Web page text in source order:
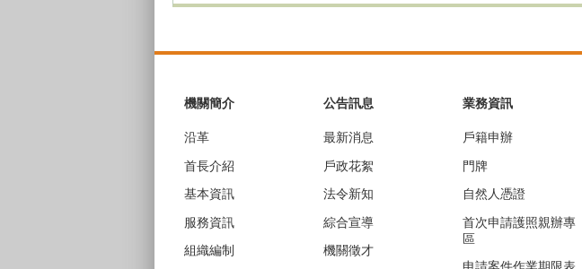
機關簡介
沿革
首長介紹
基本資訊
服務資訊
組織編制
公告訊息
最新消息
戶政花絮
法令新知
綜合宣導
機關徵才
業務資訊
戶籍申辦
門牌
自然人憑證
首次申請護照親辦專
區